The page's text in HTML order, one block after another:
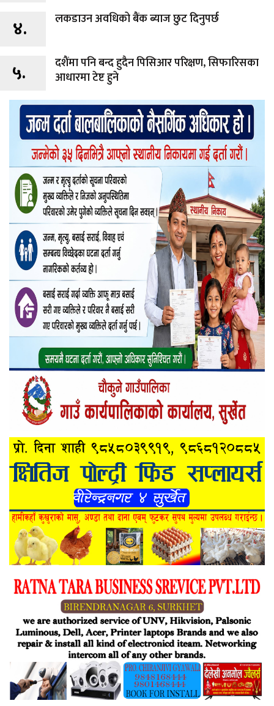
४. लकडाउन अवधिको बैंक ब्याज छुट दिनुपर्छ
५.
दशैंमा पनि बन्द हुदैन पिसिआर परिक्षण, सिफारिसका
आधारमा टेष्ट हुने